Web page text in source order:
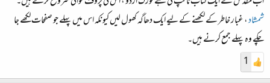
شمشاد، غبار خاطر کے لکھنے کے لیے ایک دھاگہ کھول لیں کیونکہ اس میں پہلے جو صفحات لکھے جا
چکے وہ پہلے جمع کرنے ہیں۔
1